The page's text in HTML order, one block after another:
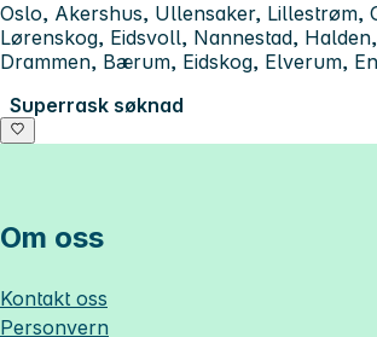
Oslo, Akershus, Ullensaker, Lillestrøm,
Lørenskog, Eidsvoll, Nannestad,
Drammen, Bærum, Eidskog, Elverum,
Superrask søknad
Om oss
Kontakt oss
Personvern